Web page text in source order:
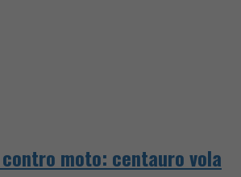
moto: centauro vola